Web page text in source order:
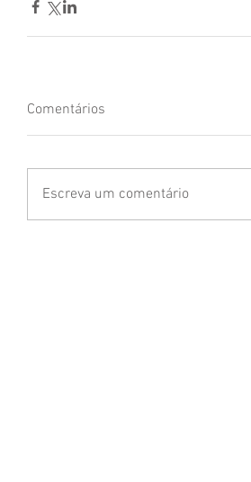
Comentários
Escreva um comentário